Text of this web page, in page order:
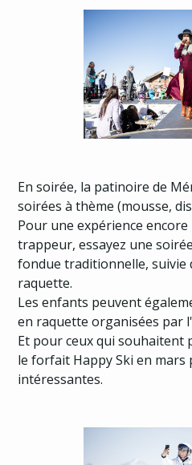
En soirée, la patinoire de
soirées à thème (mousse,
Pour une expérience
trappeur, essayez une
fondue traditionnelle, suivie
raquette.
Les enfants peuvent
en raquette organisées par
Et pour ceux qui souhaitent
le forfait Happy Ski en
intéressantes.